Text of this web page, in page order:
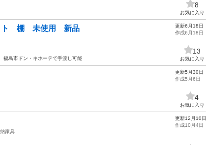
8
お気に入り
ト 棚 未使用 新品
市ドン・キホーテで手渡し可能
更新6月18日
作成6月18日
13
お気に入り
更新5月30日
作成5月6日
4
お気に入り
家具
更新12月10日
作成10月4日